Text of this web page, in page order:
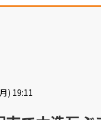
) 19:11